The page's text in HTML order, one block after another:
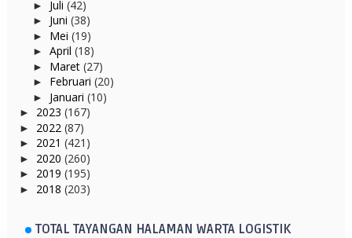
► Juli (42)
► Juni (38)
► Mei (19)
► April (18)
► Maret (27)
► Februari (20)
► Januari (10)
► 2023 (167)
► 2022 (87)
► 2021 (421)
► 2020 (260)
► 2019 (195)
► 2018 (203)
TOTAL TAYANGAN HALAMAN WARTA LOGISTIK